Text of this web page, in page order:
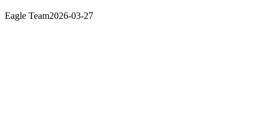
Eagle Team2026-03-27